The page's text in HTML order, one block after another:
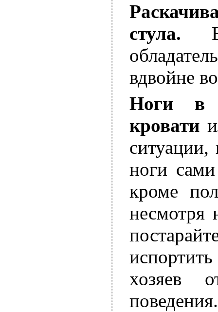
стула.
вдвойне
Ноги в
кровати
ноги
кроме
несмотря
хозяев
поведения.